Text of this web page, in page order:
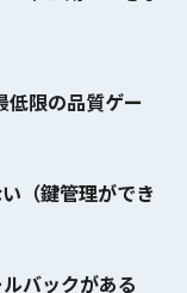
限の品質ゲー
（鍵管理ができ
バックがある